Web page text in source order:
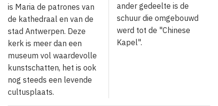
is Maria de patrones van
de kathedraal en van de
stad Antwerpen. Deze
kerk is meer dan een
museum vol waardevolle
kunstschatten, het is ook
nog steeds een levende
cultusplaats.
ander gedeelte is de
schuur die omgebouwd
werd tot de "Chinese
Kapel".